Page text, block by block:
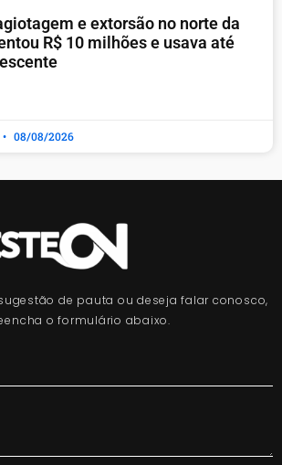
e extorsão no norte da
R$ 10 milhões e usava até
08/08/2026
de pauta ou deseja falar conosco,
o formulário abaixo.